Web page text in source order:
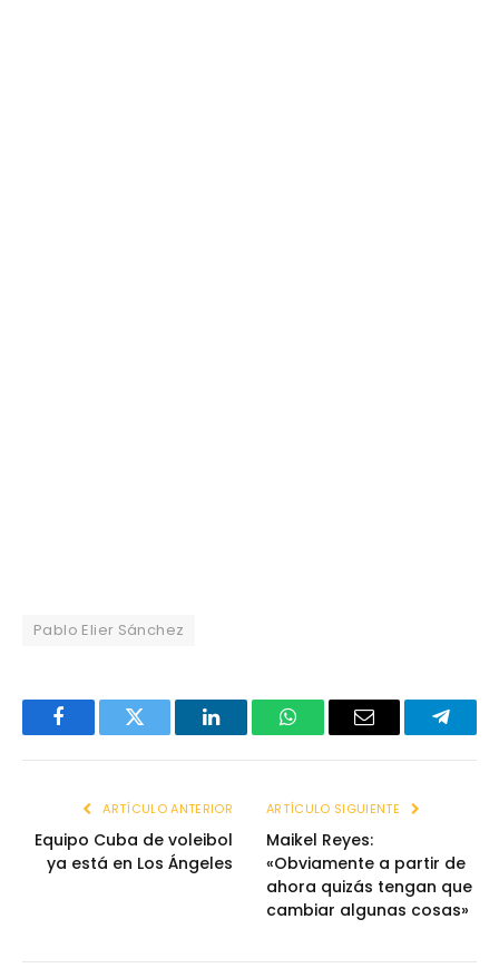
Pablo Elier Sánchez
FacebookTwitter LinkedInWhatsAppEmail
ARTÍCULO ANTERIOR
Equipo Cuba de voleibol
ya está en Los Ángeles
ARTÍCULO SIGUIENTE
Maikel Reyes:
«Obviamente a partir de
ahora quizás tengan que
cambiar algunas cosas»